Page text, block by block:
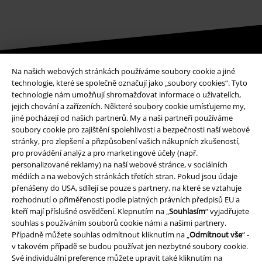
Na našich webových stránkách používáme soubory cookie a jiné
technologie, které se společně označují jako „soubory cookies“. Tyto
technologie nám umožňují shromažďovat informace o uživatelích,
jejich chování a zařízeních. Některé soubory cookie umísťujeme my,
jiné pocházejí od našich partnerů. My a naši partneři používáme
soubory cookie pro zajištění spolehlivosti a bezpečnosti naší webové
stránky, pro zlepšení a přizpůsobení vašich nákupních zkušeností,
pro provádění analýz a pro marketingové účely (např.
personalizované reklamy) na naší webové stránce, v sociálních
médiích a na webových stránkách třetích stran. Pokud jsou údaje
přenášeny do USA, sdílejí se pouze s partnery, na které se vztahuje
rozhodnutí o přiměřenosti podle platných právních předpisů EU a
kteří mají příslušné osvědčení. Klepnutím na „Souhlasím“ vyjadřujete
souhlas s používáním souborů cookie námi a našimi partnery.
Případně můžete souhlas odmítnout kliknutím na „Odmítnout vše“ -
v takovém případě se budou používat jen nezbytné soubory cookie.
Své individuální preference můžete upravit také kliknutím na
Staňte se součástí komunity!
Způsoby platby
Bankovní převod Platba na dobírku